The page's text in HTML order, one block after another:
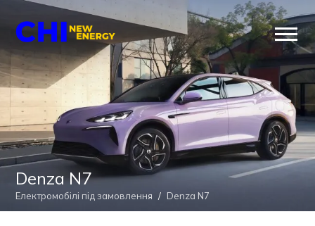
Перейти
вмісту
Denza N7
Електромобілі під замовлення / Denza N7